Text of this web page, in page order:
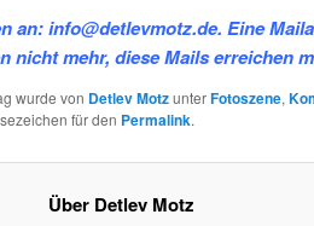
an: info@detlevmotz.de. Eine
nicht mehr, diese Mails erreichen
wurde von Detlev MotzunterFotoszene,
für den Permalink.
Über Detlev Motz